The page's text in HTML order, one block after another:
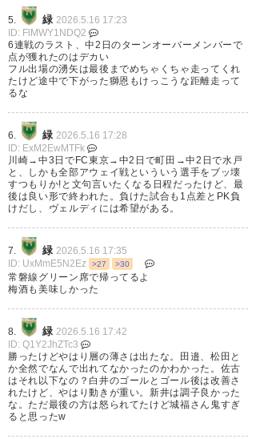
#東京ヴェルディ
#東京V
#Verdy
— Aming Matsuwa / あみんま
つわ (Aming_Matsuwa)
月 16
白井のゴール嬉しい、待ってた
ー
#verdy
— いち (0918_yasunori)
5月 16
勝利のラインダンスを踊る時は
5. 緑 2026.5.16 17:23
ID: FlMWY1NDQ2
6連戦のラスト、中2日のターンオーバーメンバーで
点が獲れたのはデカい
フル出場の湧矢は最後までめちゃくちゃ走ってくれ
たけど途中で下がった獅恩もけっこうな距離走って
るな
6. 緑 2026.5.16 17:28
ID: ExM2EwMTFk
川崎→中3日でFC東京→中2日で町田→中2日で水戸
と、しかも全部アウェイ戦といういう選手をブッ壊
すつもりか!と文句言いたくなる日程だったけど、最
後は良い形で終われた。負けた試合も1点差とPK負
けだし、ヴェルディには希望がある。
7. 緑 2026.5.16 17:35
ID: UxMmE5N2Ez
>27 >30
常磐線グリーン席で帰ってるよ
梅酒も美味しかった
8. 緑 2026.5.16 17:42
ID: Q1Y2JhZTc3
勝ったけどやはり層の薄さは出たな。田邉、松田と
か全然でなんで出れてなかったのかわかった。佐古
はそれ以下なの？白井のゴールとゴール後は改善さ
れたけど、やはり動きが重い。新井は調子良かった
な。ただ最後の方は怒られてたけど城福さん鬼すぎ
ると思ったw